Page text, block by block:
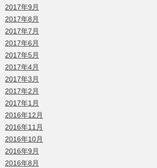
2017年9月
2017年8月
2017年7月
2017年6月
2017年5月
2017年4月
2017年3月
2017年2月
2017年1月
2016年12月
2016年11月
2016年10月
2016年9月
2016年8月